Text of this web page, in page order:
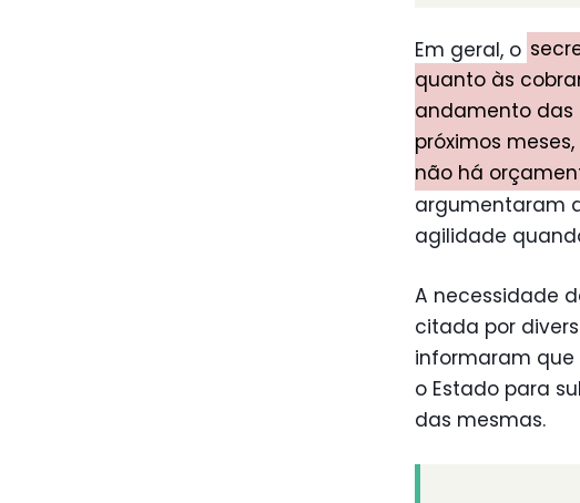
Em geral, o
quanto às
andamento das
próximos
não há
argumentaram
agilidade
A necessidade
citada por
informaram que
o Estado para
das mesmas.